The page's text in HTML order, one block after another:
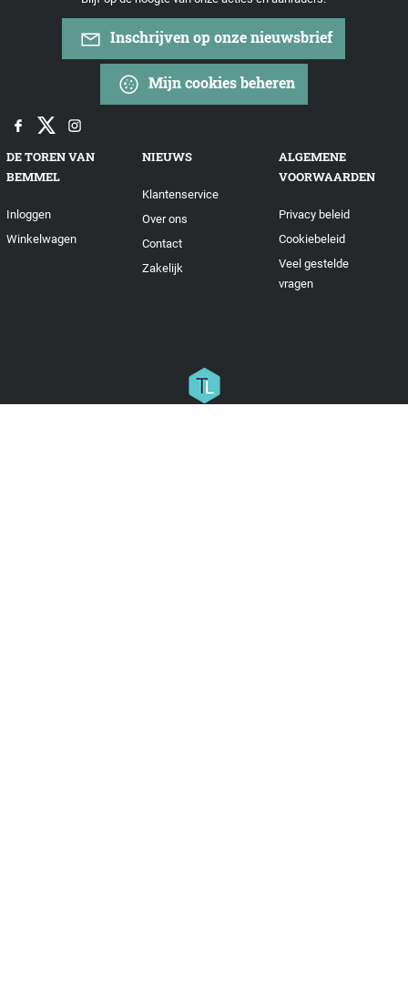
Inschrijven op onze nieuwsbrief
Mijn cookies beheren
DE TOREN VAN
BEMMEL
Inloggen
Winkelwagen
NIEUWS
Klantenservice
Over ons
Contact
Zakelijk
ALGEMENE
VOORWAARDEN
Privacy beleid
Cookiebeleid
Veel gestelde
vragen